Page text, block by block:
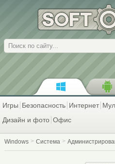
Поиск
Игры Безопасность Интернет
Дизайн и фото Офис
Windows Система